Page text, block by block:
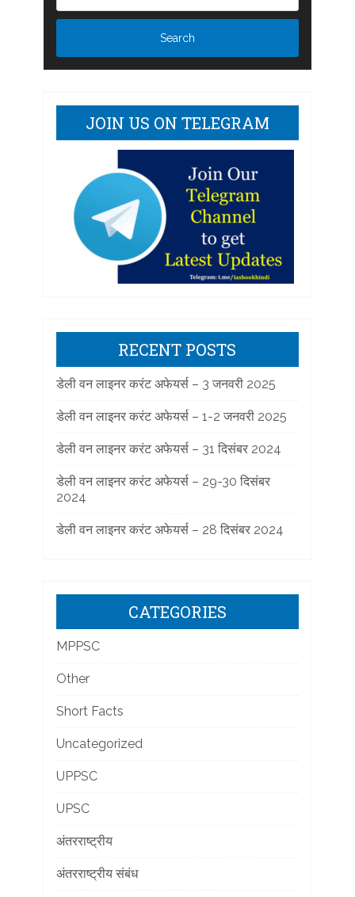
JOIN US ON TELEGRAM
RECENT POSTS
डेली वन लाइनर करंट अफेयर्स – 3 जनवरी 2025
डेली वन लाइनर करंट अफेयर्स – 1-2 जनवरी 2025
डेली वन लाइनर करंट अफेयर्स – 31 दिसंबर 2024
डेली वन लाइनर करंट अफेयर्स – 29-30 दिसंबर
2024
डेली वन लाइनर करंट अफेयर्स – 28 दिसंबर 2024
CATEGORIES
MPPSC
Other
Short Facts
Uncategorized
UPPSC
UPSC
अंतरराष्ट्रीय
अंतरराष्ट्रीय संबंध